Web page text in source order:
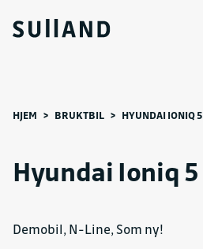
HJEM > BRUKTBIL > HYUNDAI IONIQ 5
Hyundai Ioniq 5
Demobil, N-Line, Som ny!